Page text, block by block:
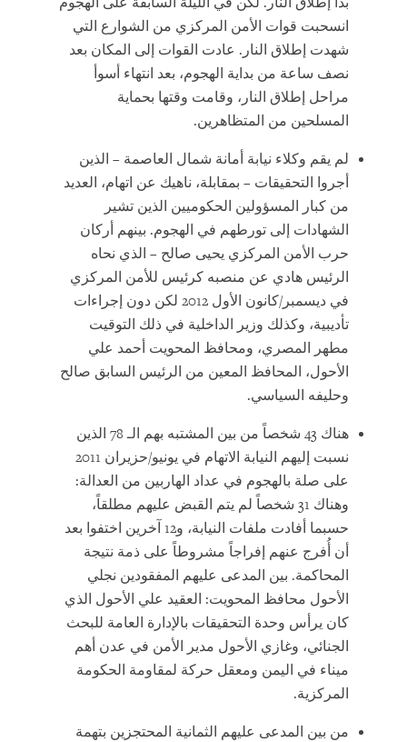
انسحبت قوات الأمن المركزي من الشوارع التي
شهدت إطلاق النار. عادت القوات إلى المكان بعد
نصف ساعة من بداية الهجوم، بعد انتهاء أسوأ
مراحل إطلاق النار، وقامت وقتها بحماية
المسلحين من المتظاهرين.
لم يقم وكلاء نيابة أمانة شمال العاصمة – الذين
أجروا التحقيقات – بمقابلة، ناهيك عن اتهام، العديد
من كبار المسؤولين الحكوميين الذين تشير
الشهادات إلى تورطهم في الهجوم. بينهم أركان
حرب الأمن المركزي يحيى صالح – الذي نحاه
الرئيس هادي عن منصبه كرئيس للأمن المركزي
في ديسمبر/كانون الأول 2012 لكن دون إجراءات
تأديبية، وكذلك وزير الداخلية في ذلك التوقيت
مطهر المصري، ومحافظ المحويت أحمد علي
الأحول، المحافظ المعين من الرئيس السابق صالح
وحليفه السياسي.
هناك 43 شخصاً من بين المشتبه بهم الـ 78 الذين
نسبت إليهم النيابة الاتهام في يونيو/حزيران 2011
على صلة بالهجوم في عداد الهاربين من العدالة:
وهناك 31 شخصاً لم يتم القبض عليهم مطلقاً،
حسبما أفادت ملفات النيابة، و12 آخرين اختفوا بعد
أن أُفرج عنهم إفراجاً مشروطاً على ذمة نتيجة
المحاكمة. بين المدعى عليهم المفقودين نجلي
الأحول محافظ المحويت: العقيد علي الأحول الذي
كان يرأس وحدة التحقيقات بالإدارة العامة للبحث
الجنائي، وغازي الأحول مدير الأمن في عدن أهم
ميناء في اليمن ومعقل حركة لمقاومة الحكومة
المركزية.
من بين المدعى عليهم الثمانية المحتجزين بتهمة